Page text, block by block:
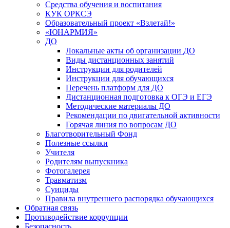
Средства обучения и воспитания
КУК ОРКСЭ
Образовательный проект «Взлетай!»
«ЮНАРМИЯ»
ДО
Локальные акты об организации ДО
Виды дистанционных занятий
Инструкции для родителей
Инструкции для обучающихся
Перечень платформ для ДО
Дистанционная подготовка к ОГЭ и ЕГЭ
Методические материалы ДО
Рекомендации по двигательной активности
Горячая линия по вопросам ДО
Благотворительный Фонд
Полезные ссылки
Учителя
Родителям выпускника
Фотогалерея
Травматизм
Суициды
Правила внутреннего распорядка обучающихся
Обратная связь
Противодействие коррупции